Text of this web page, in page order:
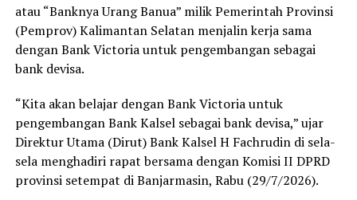
berlangsung cepat, tertib, dan pelayanan yang diberikan
terasa ramah serta membantu.
Bagi sebagian orang, membuka rekening mungkin
langkah awal yang penuh makna. Tabungan Haji bukan
sekadar buku tabungan, melainkan ikhtiar kecil untuk
mendekatkan diri pada impian besar, yaitu memenuhi
panggilan Allah SWT ke Tanah Suci.
atau “Banknya Urang Banua” milik Pemerintah Provinsi
(Pemprov) Kalimantan Selatan menjalin kerja sama
dengan Bank Victoria untuk pengembangan sebagai
bank devisa.
“Kita akan belajar dengan Bank Victoria untuk
pengembangan Bank Kalsel sebagai bank devisa,” ujar
Direktur Utama (Dirut) Bank Kalsel H Fachrudin di sela-
sela menghadiri rapat bersama dengan Komisi II DPRD
provinsi setempat di Banjarmasin, Rabu (29/7/2026).